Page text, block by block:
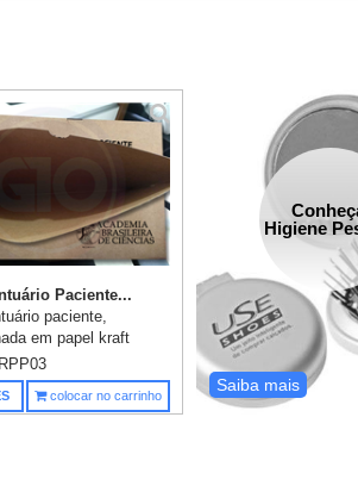
Paciente...
paciente,
em papel kraft
em 1 cor,
faca, corte/vinco e
26x36cm.
colocar no carrinho
Higiene
Saiba mais